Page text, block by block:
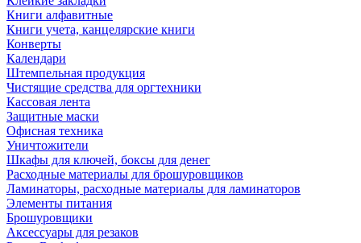
Книги алфавитные
Книги учета, канцелярские книги
Конверты
Календари
Штемпельная продукция
Чистящие средства для оргтехники
Кассовая лента
Защитные маски
Офисная техника
Уничтожители
Шкафы для ключей, боксы для денег
Расходные материалы для брошуровщиков
Ламинаторы, расходные материалы для ламинаторов
Элементы питания
Брошуровщики
Аксессуары для резаков